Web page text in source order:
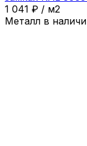
1 041 ₽ / м2
Металл в